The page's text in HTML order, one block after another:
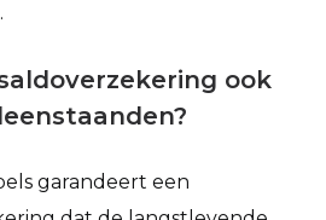
ook
garandeert een